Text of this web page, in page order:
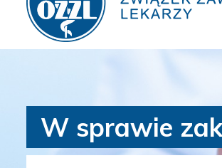
W sprawie